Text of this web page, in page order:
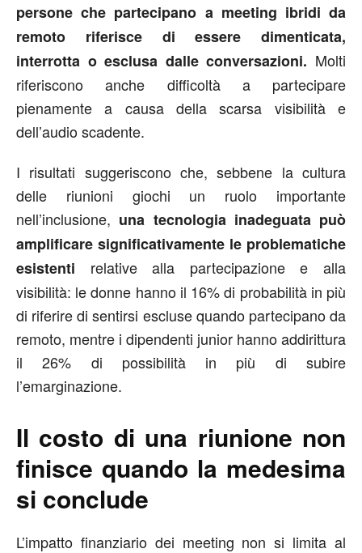
persone che partecipano a meeting ibridi da
remoto riferisce di essere dimenticata,
interrotta o esclusa dalle conversazioni. Molti
riferiscono anche difficoltà a partecipare
pienamente a causa della scarsa visibilità e
dell’audio scadente.
I risultati suggeriscono che, sebbene la cultura
delle riunioni giochi un ruolo importante
nell’inclusione, una tecnologia inadeguata può
amplificare significativamente le problematiche
esistenti relative alla partecipazione e alla
visibilità: le donne hanno il 16% di probabilità in più
di riferire di sentirsi escluse quando partecipano da
remoto, mentre i dipendenti junior hanno addirittura
il 26% di possibilità in più di subire
l’emarginazione.
Il costo di una riunione non
finisce quando la medesima
si conclude
L’impatto finanziario dei meeting non si limita al